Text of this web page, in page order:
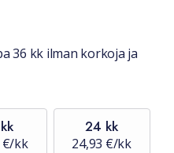
36 kk ilman korkoja ja
€/kk
24 kk
24,93 €/kk